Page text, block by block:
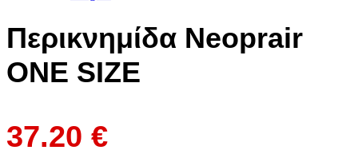
Περικνημίδα Neoprair
ONE SIZE
37.20 €